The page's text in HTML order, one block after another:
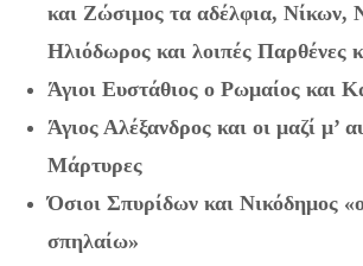
και Ζώσιμος τα αδέλφια, Νίκων,
Ηλιόδωρος και λοιπές Παρθένες
Άγιοι Ευστάθιος ο Ρωμαίος και
Άγιος Αλέξανδρος και οι μαζί μ’
Μάρτυρες
Όσιοι Σπυρίδων και Νικόδημος
σπηλαίω»